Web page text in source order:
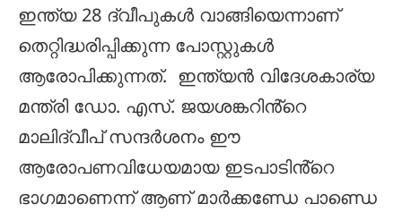
ഇന്ത്യ 28 ദ്വീപുകൾ വാങ്ങിയെന്നാണ്
തെറ്റിദ്ധരിപ്പിക്കുന്ന പോസ്റ്റുകൾ
ആരോപിക്കുന്നത്. ഇന്ത്യൻ വിദേശകാര്യ
മന്ത്രി ഡോ. എസ്. ജയശങ്കറിൻ്റെ
മാലിദ്വീപ് സന്ദർശനം ഈ
ആരോപണവിധേയമായ ഇടപാടിൻ്റെ
ഭാഗമാണെന്ന് ആണ് മാർക്കണ്ഡേ പാണ്ഡെ